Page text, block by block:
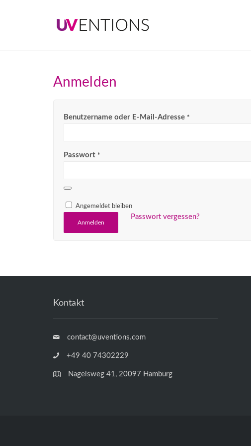
Anmelden
Benutzername oder E-Mail-Adresse *
Passwort *
Angemeldet bleiben
Anmelden
Passwort vergessen?
Kontakt
contact@uventions.com
+49 40 74302229
Nagelsweg 41, 20097 Hamburg